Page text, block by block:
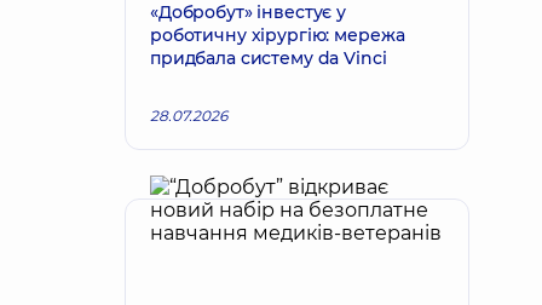
«Добробут» інвестує у
роботичну хірургію: мережа
придбала систему da Vinci
28.07.2026